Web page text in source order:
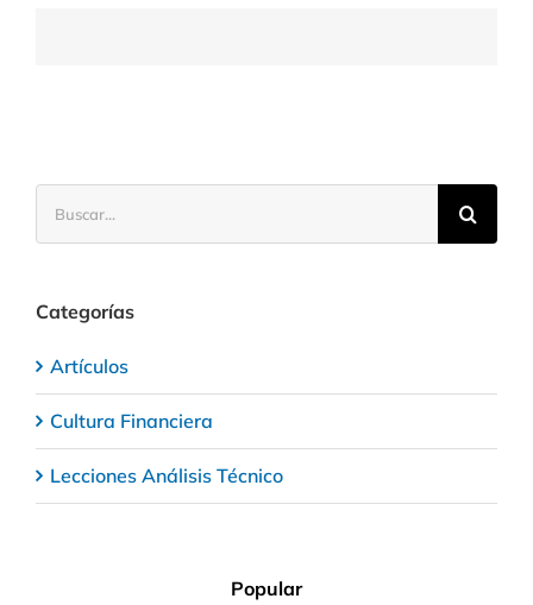
Categorías
Artículos
Cultura Financiera
Lecciones Análisis Técnico
Popular